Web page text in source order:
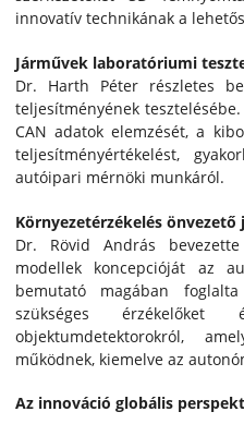
innovatív technikának a
Járművek laboratóriumi
Dr. Harth Péter részletes
teljesítményének
CAN adatok elemzését, a
teljesítményértékelést,
autóipari mérnöki munkáról.
Környezetérzékelés
Dr. Rövid András
modellek koncepcióját az
bemutató magában
szükséges
objektumdetektorokról,
működnek, kiemelve az
Az innováció globális